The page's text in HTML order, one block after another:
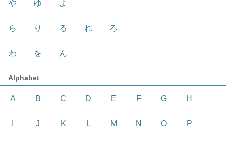
や ゆ よ
ら り る れ ろ
わ を ん
Alphabet
A B C D E F G H
J K L M N O P